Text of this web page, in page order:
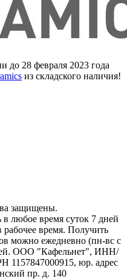
до 28 февраля 2023 года
из складского наличия!
защищены.
в любое время суток 7 дней
время. Получить
можно ежедневно (пн-вс с
ООО "Кафельнет", ИНН/
1157847000915, юр. адрес
пр. д. 140